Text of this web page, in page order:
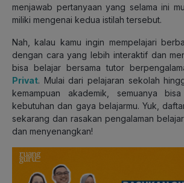
menjawab pertanyaan yang selama ini
miliki mengenai kedua istilah tersebut.
Nah, kalau kamu ingin mempelajari
dengan cara yang lebih interaktif dan
bisa belajar bersama tutor
Privat. Mulai dari pelajaran sekolah
kemampuan akademik, semuanya
kebutuhan dan gaya belajarmu. Yuk,
sekarang dan rasakan pengalaman
dan menyenangkan!